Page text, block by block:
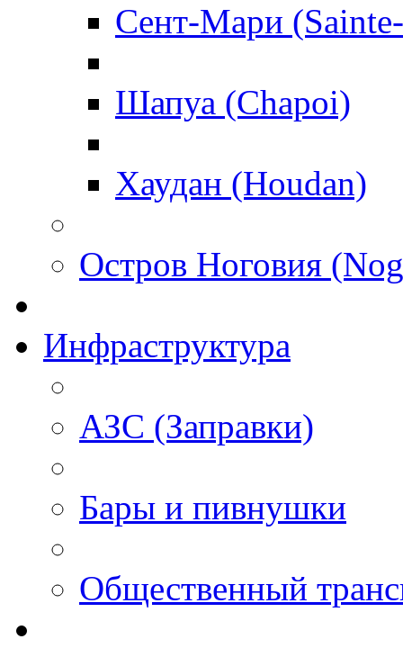
Сент-Мари
Шапуа (Chapoi)
Хаудан (Houdan)
Остров Ноговия
Инфраструктура
АЗС (Заправки)
Бары и пивнушки
Общественный